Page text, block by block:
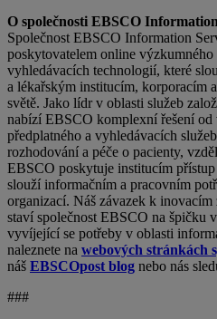
O společnosti EBSCO
Společnost EBSCO Information
poskytovatelem online výzkumného
vyhledávacích technologií, které
a lékařským institucím, korporacím
světě. Jako lídr v oblasti služeb
nabízí EBSCO komplexní řešení
předplatného a vyhledávacích
rozhodování a péče o pacienty,
EBSCO poskytuje institucím
slouží informačním a pracovním
organizací. Náš závazek k
staví společnost EBSCO na špičku
vyvíjející se potřeby v oblasti
naleznete na webových stránkách
náš EBSCOpost blog nebo nás
###